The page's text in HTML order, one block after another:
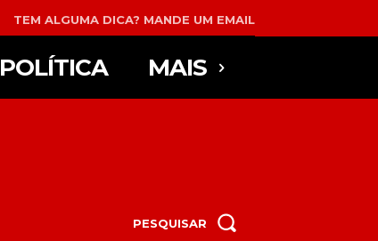
TEM ALGUMA DICA? MANDE UM EMAIL
POLÍTICA MAIS
PESQUISAR